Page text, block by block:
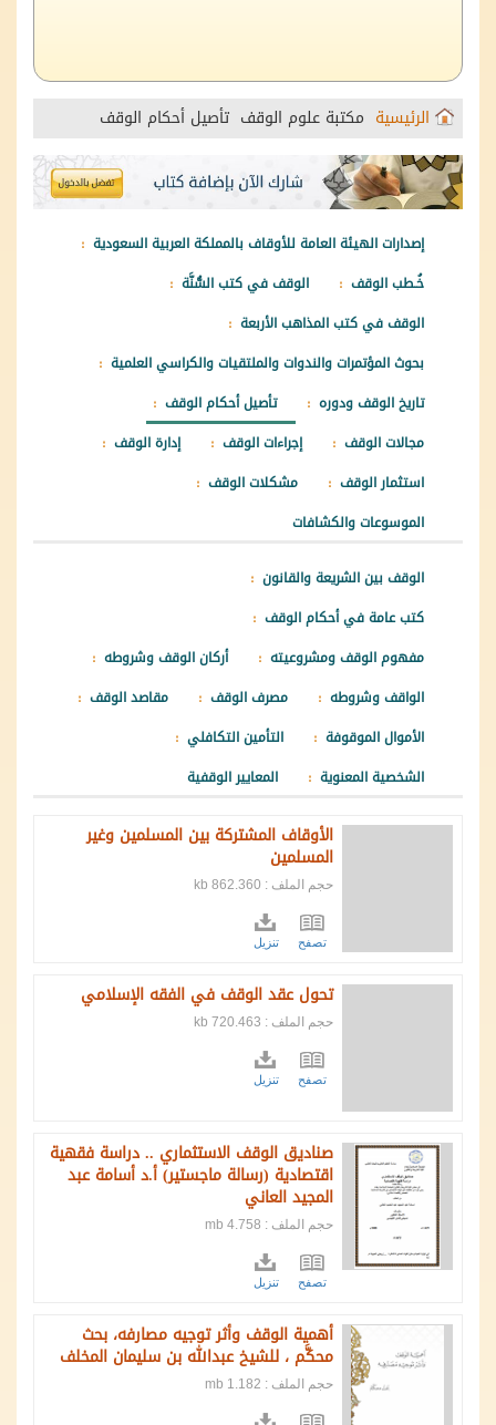
الرئيسية مكتبة علوم الوقف تأصيل أحكام الوقف
إصدارات الهيئة العامة للأوقاف بالمملكة العربية السعودية
خُـطب الوقف
الوقف في كتب السُّنَّة
الوقف في كتب المذاهب الأربعة
بحوث المؤتمرات والندوات والملتقيات والكراسي العلمية
تاريخ الوقف ودوره
تأصيل أحكام الوقف
مجالات الوقف
إجراءات الوقف
إدارة الوقف
استثمار الوقف
مشكلات الوقف
الموسوعات والكشافات
الوقف بين الشريعة والقانون
كتب عامة في أحكام الوقف
مفهوم الوقف ومشروعيته
أركان الوقف وشروطه
الواقف وشروطه
مصرف الوقف
مقاصد الوقف
الأموال الموقوفة
التأمين التكافلي
الشخصية المعنوية
المعايير الوقفية
الأوقاف المشتركة بين المسلمين وغير
المسلمين
حجم الملف : 862.360 kb
تصفح تنزيل
تحول عقد الوقف في الفقه الإسلامي
حجم الملف : 720.463 kb
تصفح تنزيل
صناديق الوقف الاستثماري .. دراسة فقهية
اقتصادية (رسالة ماجستير) أ.د أسامة عبد
المجيد العاني
حجم الملف : 4.758 mb
تصفح تنزيل
أهمية الوقف وأثر توجيه مصارفه، بحث
محكَّم ، للشيخ عبدالله بن سليمان المخلف
حجم الملف : 1.182 mb